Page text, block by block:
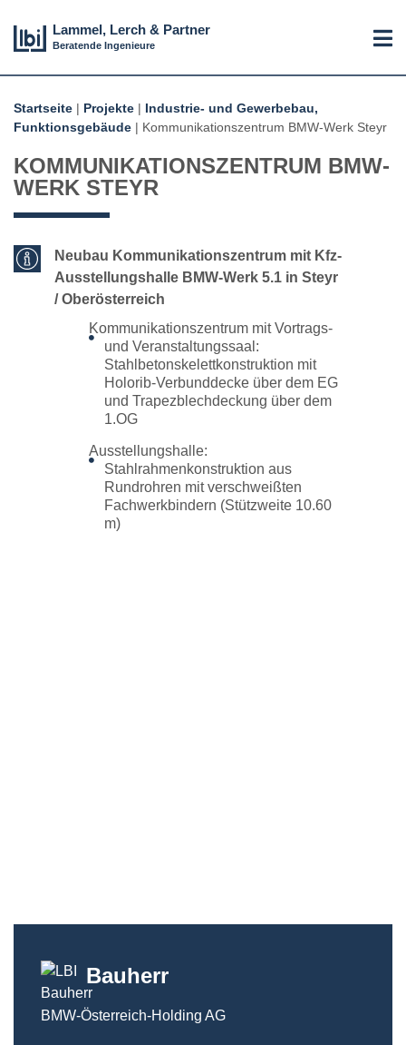
Lammel, Lerch & Partner
Beratende Ingenieure
Startseite | Projekte | Industrie- und Gewerbebau,
Funktionsgebäude | Kommunikationszentrum BMW-Werk Steyr
KOMMUNIKATIONSZENTRUM BMW-
WERK STEYR
Neubau Kommunikationszentrum mit Kfz-
Ausstellungshalle BMW-Werk 5.1 in Steyr
/ Oberösterreich
Kommunikationszentrum mit Vortrags-
und Veranstaltungssaal:
Stahlbetonskelettkonstruktion mit
Holorib-Verbunddecke über dem EG
und Trapezblechdeckung über dem
1.OG
Ausstellungshalle:
Stahlrahmenkonstruktion aus
Rundrohren mit verschweißten
Fachwerkbindern (Stützweite 10.60
m)
Bauherr
BMW-Österreich-Holding AG